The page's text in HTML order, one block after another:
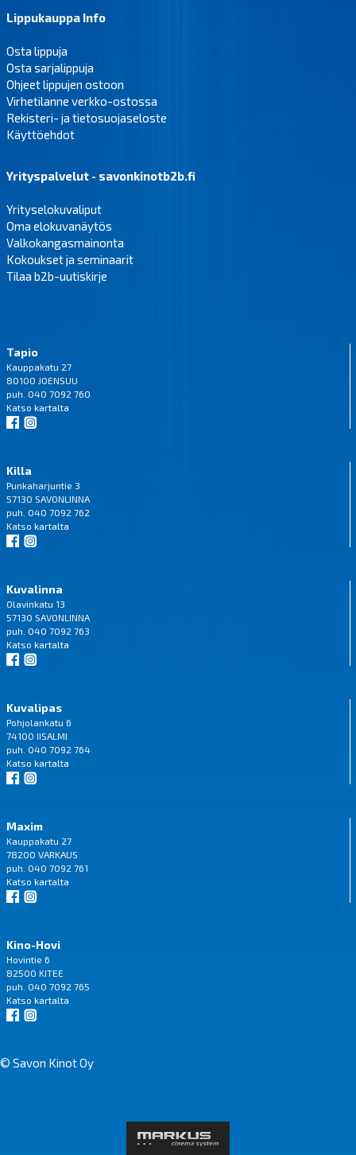
Lippukauppa Info
Osta lippuja
Osta sarjalippuja
Ohjeet lippujen ostoon
Virhetilanne verkko-ostossa
Rekisteri- ja tietosuojaseloste
Käyttöehdot
Yrityspalvelut - savonkinotb2b.fi
Yrityselokuvaliput
Oma elokuvanäytös
Valkokangasmainonta
Kokoukset ja seminaarit
Tilaa b2b-uutiskirje
Tapio
Kauppakatu 27
80100 JOENSUU
puh. 040 7092 760
Katso kartalta
Killa
Punkaharjuntie 3
57130 SAVONLINNA
puh. 040 7092 762
Katso kartalta
Kuvalinna
Olavinkatu 13
57130 SAVONLINNA
puh. 040 7092 763
Katso kartalta
Kuvalipas
Pohjolankatu 6
74100 IISALMI
puh. 040 7092 764
Katso kartalta
Maxim
Kauppakatu 27
78200 VARKAUS
puh. 040 7092 761
Katso kartalta
Kino-Hovi
Hovintie 6
82500 KITEE
puh. 040 7092 765
Katso kartalta
© Savon Kinot Oy